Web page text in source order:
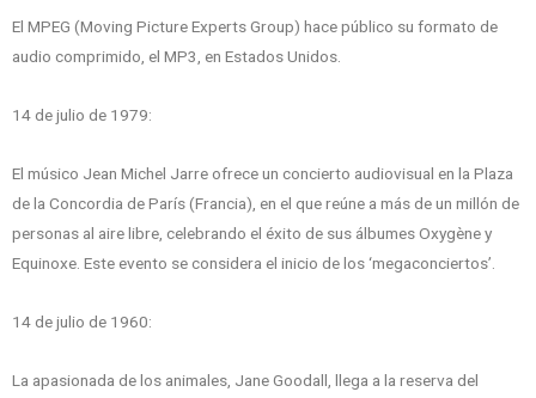
El MPEG (Moving Picture Experts Group) hace público su formato de
audio comprimido, el MP3, en Estados Unidos.
14 de julio de 1979:
El músico Jean Michel Jarre ofrece un concierto audiovisual en la Plaza
de la Concordia de París (Francia), en el que reúne a más de un millón de
personas al aire libre, celebrando el éxito de sus álbumes Oxygène y
Equinoxe. Este evento se considera el inicio de los ‘megaconciertos’.
14 de julio de 1960:
La apasionada de los animales, Jane Goodall, llega a la reserva del